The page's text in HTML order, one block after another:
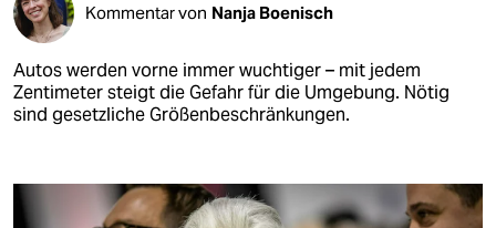
Kommentar von Nanja Boenisch
Autos werden vorne immer wuchtiger – mit jedem
Zentimeter steigt die Gefahr für die Umgebung. Nötig
sind gesetzliche Größenbeschränkungen.